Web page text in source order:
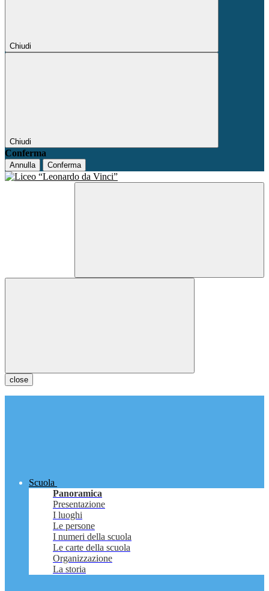
Chiudi
Chiudi
Conferma
Annulla Conferma
close
Scuola
Panoramica
Presentazione
I luoghi
Le persone
I numeri della scuola
Le carte della scuola
Organizzazione
La storia